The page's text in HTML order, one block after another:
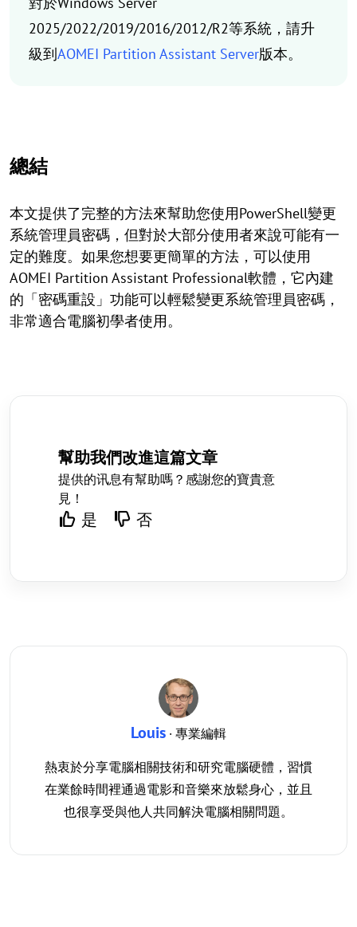
2025/2022/2019/2016/2012/R2等系統，請升
級到AOMEI Partition Assistant Server版本。
總結
本文提供了完整的方法來幫助您使用PowerShell變更
系統管理員密碼，但對於大部分使用者來說可能有一
定的難度。如果您想要更簡單的方法，可以使用
AOMEI Partition Assistant Professional軟體，它內建
的「密碼重設」功能可以輕鬆變更系統管理員密碼，
非常適合電腦初學者使用。
幫助我們改進這篇文章
提供的讯息有幫助嗎？感謝您的寶貴意
見！
是 否
Louis · 專業編輯
熱衷於分享電腦相關技術和研究電腦硬體，習慣
在業餘時間裡通過電影和音樂來放鬆身心，並且
也很享受與他人共同解決電腦相關問題。